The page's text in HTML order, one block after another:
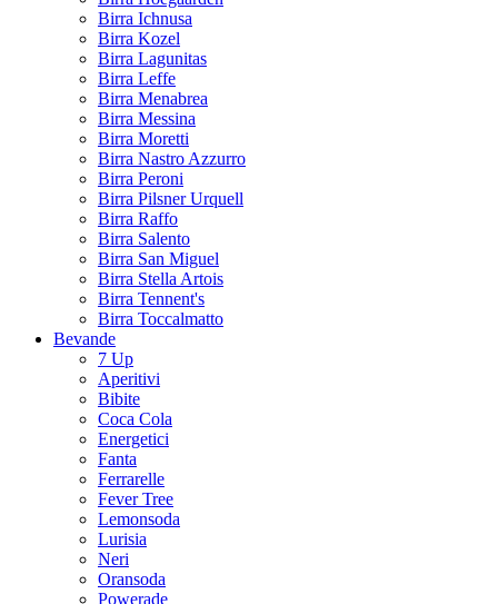
Birra Ichnusa
Birra Kozel
Birra Lagunitas
Birra Leffe
Birra Menabrea
Birra Messina
Birra Moretti
Birra Nastro Azzurro
Birra Peroni
Birra Pilsner Urquell
Birra Raffo
Birra Salento
Birra San Miguel
Birra Stella Artois
Birra Tennent's
Birra Toccalmatto
Bevande
7 Up
Aperitivi
Bibite
Coca Cola
Energetici
Fanta
Ferrarelle
Fever Tree
Lemonsoda
Lurisia
Neri
Oransoda
Powerade